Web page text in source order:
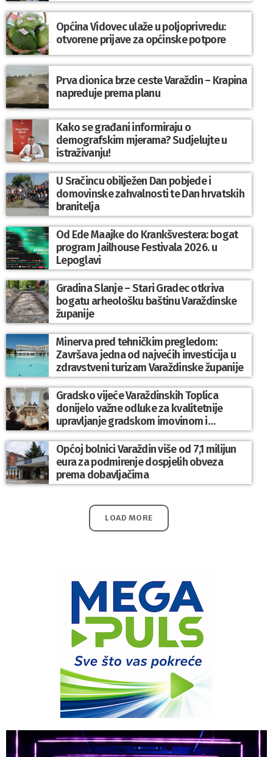
Općina Vidovec ulaže u poljoprivredu:
otvorene prijave za općinske potpore
Prva dionica brze ceste Varaždin – Krapina
napreduje prema planu
Kako se građani informiraju o
demografskim mjerama? Sudjelujte u
istraživanju!
U Sračincu obilježen Dan pobjede i
domovinske zahvalnosti te Dan hrvatskih
branitelja
Od Ede Maajke do Krankšvestera: bogat
program Jailhouse Festivala 2026. u
Lepoglavi
Gradina Slanje – Stari Gradec otkriva
bogatu arheološku baštinu Varaždinske
županije
Minerva pred tehničkim pregledom:
Završava jedna od najvećih investicija u
zdravstveni turizam Varaždinske županije
Gradsko vijeće Varaždinskih Toplica
donijelo važne odluke za kvalitetnije
upravljanje gradskom imovinom i
komunalnim sustavom
Općoj bolnici Varaždin više od 7,1 milijun
eura za podmirenje dospjelih obveza
prema dobavljačima
LOAD MORE